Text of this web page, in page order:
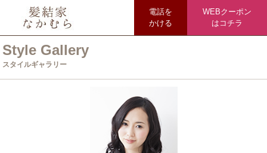
電話を
かける
WEBクーポン
はコチラ
Style Gallery
スタイルギャラリー